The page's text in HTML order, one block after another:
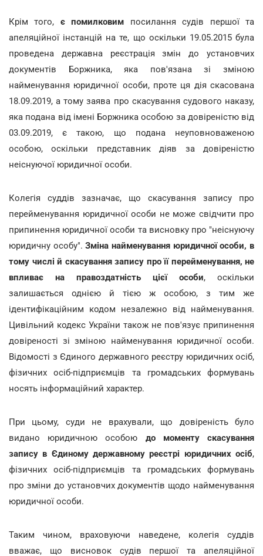
Крім того, є помилковим посилання судів першої та
апеляційної інстанцій на те, що оскільки 19.05.2015 була
проведена державна реєстрація змін до установчих
документів Боржника, яка пов'язана зі зміною
найменування юридичної особи, проте ця дія скасована
18.09.2019, а тому заява про скасування судового наказу,
яка подана від імені Боржника особою за довіреністю від
03.09.2019, є такою, що подана неуповноваженою
особою, оскільки представник діяв за довіреністю
неіснуючої юридичної особи.
Колегія суддів зазначає, що скасування запису про
перейменування юридичної особи не може свідчити про
припинення юридичної особи та висновку про "неіснуючу
юридичну особу".Зміна найменування юридичної особи, в
тому числі й скасування запису про її перейменування, не
впливає на правоздатність цієї особи, оскільки
залишається однією й тією ж особою, з тим же
ідентифікаційним кодом незалежно від найменування.
Цивільний кодекс України також не пов'язує припинення
довіреності зі зміною найменування юридичної особи.
Відомості з Єдиного державного реєстру юридичних осіб,
фізичних осіб-підприємців та громадських формувань
носять інформаційний характер.
При цьому, суди не врахували, що довіреність було
видано юридичною особою до моменту скасування
запису в Єдиному державному реєстрі юридичних осіб,
фізичних осіб-підприємців та громадських формувань
про зміни до установчих документів щодо найменування
юридичної особи.
Таким чином, враховуючи наведене, колегія суддів
вважає, що висновок судів першої та апеляційної